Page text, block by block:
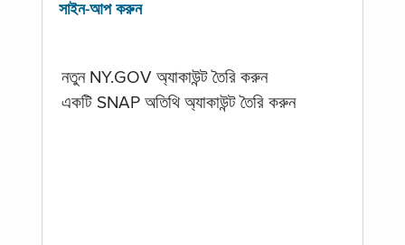
সাইন-আপ করুন
নতুন NY.GOV অ্যাকাউন্ট তৈরি করুন
একটি SNAP অতিথি অ্যাকাউন্ট তৈরি করুন